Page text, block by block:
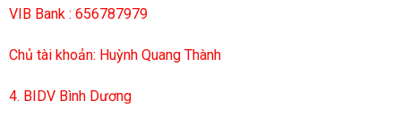
VIB Bank : 656787979
Chủ tài khoản: Huỳnh Quang Thành
4. BIDV Bình Dương